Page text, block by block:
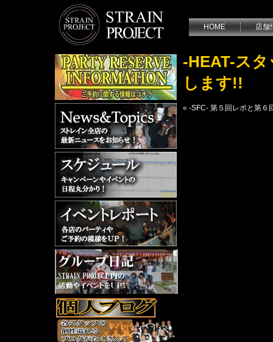
HOME 店舗
-HEAT-ス
します!!
« -SFC- 第５回レポと第６